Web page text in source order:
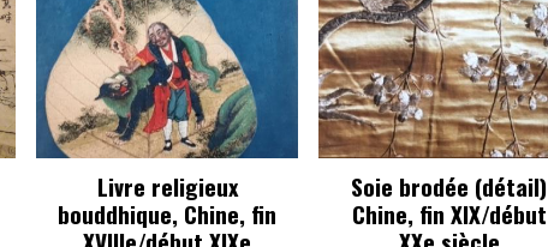
Livre religieux
bouddhique, Chine, fin
Soie brodée (détail)
Chine, fin XIX/début